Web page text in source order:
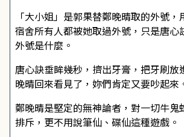
「大小姐」是郭果替鄭晚晴取的外號，
宿舍所有人都被她取過外號，只是唐心
外號是什麼。
唐心訣垂眸幾秒，擠出牙膏，把牙刷放
晚晴回來看見了，妳們肯定又要吵起來
鄭晚晴是堅定的無神論者，對一切牛鬼
排斥，更不用說筆仙、碟仙這種遊戲。